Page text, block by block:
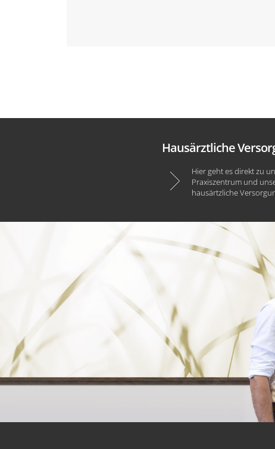
Hausärztliche
Hier geht es direkt zu
Praxiszentrum und
hausärtzliche